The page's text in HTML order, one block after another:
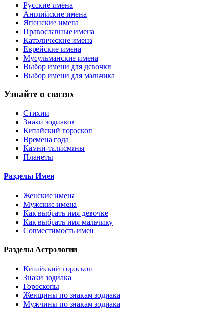
Русские имена
Английские имена
Японские имена
Православные имена
Католические имена
Еврейские имена
Мусульманские имена
Выбор имени для девочки
Выбор имени для мальчика
Узнайте о связях
Стихии
Знаки зодиаков
Китайский гороскоп
Времена года
Камни-талисманы
Планеты
Разделы Имен
Женские имена
Мужские имена
Как выбрать имя девочке
Как выбрать имя мальчику
Совместимость имен
Разделы Астрологии
Китайский гороскоп
Знаки зодиака
Гороскопы
Женщины по знакам зодиака
Мужчины по знакам зодиака